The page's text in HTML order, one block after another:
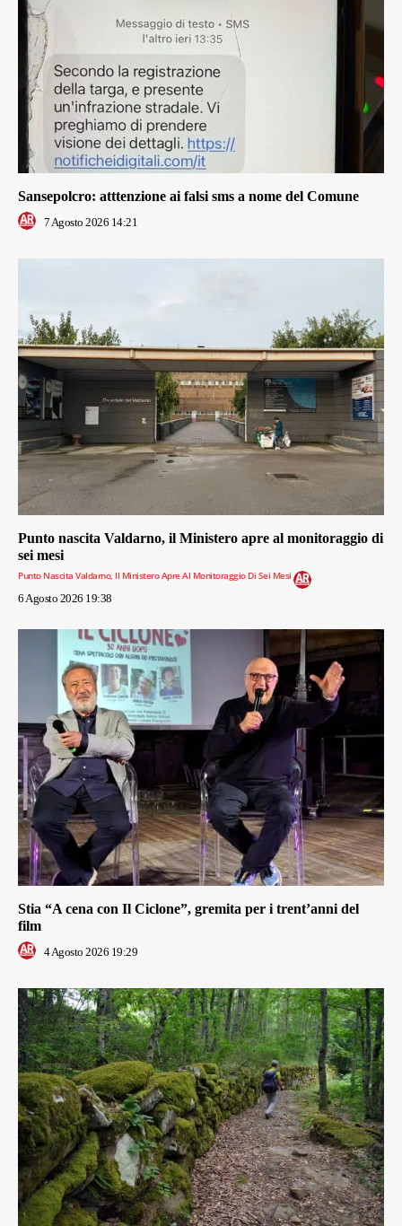
Sansepolcro: atttenzione ai falsi sms a nome del Comune
7 Agosto 2026 14:21
Punto nascita Valdarno, il Ministero apre al monitoraggio di
sei mesi
Punto Nascita Valdarno, Il Ministero Apre Al Monitoraggio Di Sei Mesi
6 Agosto 2026 19:38
Stia “A cena con Il Ciclone”, gremita per i trent’anni del
film
4 Agosto 2026 19:29